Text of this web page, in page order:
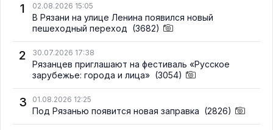
1
02.08.2026 15:05
В Рязани на улице Ленина появился новый
пешеходный переход (3682)
2 30.07.2026 17:38
Рязанцев приглашают на фестиваль «Русское
зарубежье: города и лица» (3054)
3 01.08.2026 12:25
Под Рязанью появится новая заправка (2826)